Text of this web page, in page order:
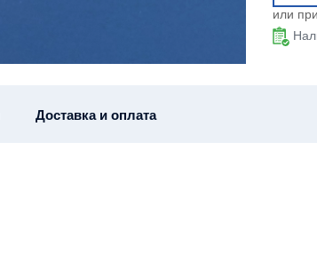
или
Доставка и оплата